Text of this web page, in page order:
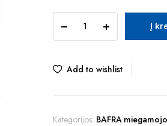
BAFRA
31
quantity
Į
Add to wishlist
Kategorijos: BAFRA